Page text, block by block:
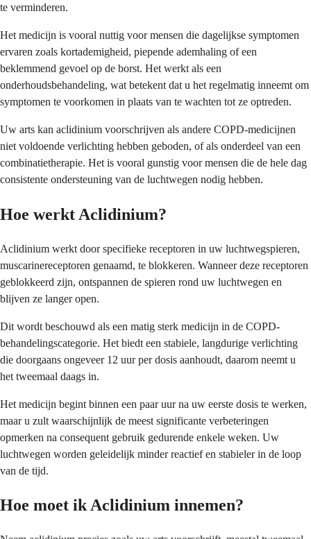
te verminderen.
Het medicijn is vooral nuttig voor mensen die dagelijkse symptomen
ervaren zoals kortademigheid, piepende ademhaling of een
beklemmend gevoel op de borst. Het werkt als een
onderhoudsbehandeling, wat betekent dat u het regelmatig inneemt om
symptomen te voorkomen in plaats van te wachten tot ze optreden.
Uw arts kan aclidinium voorschrijven als andere COPD-medicijnen
niet voldoende verlichting hebben geboden, of als onderdeel van een
combinatietherapie. Het is vooral gunstig voor mensen die de hele dag
consistente ondersteuning van de luchtwegen nodig hebben.
Hoe werkt Aclidinium?
Aclidinium werkt door specifieke receptoren in uw luchtwegspieren,
muscarinereceptoren genaamd, te blokkeren. Wanneer deze receptoren
geblokkeerd zijn, ontspannen de spieren rond uw luchtwegen en
blijven ze langer open.
Dit wordt beschouwd als een matig sterk medicijn in de COPD-
behandelingscategorie. Het biedt een stabiele, langdurige verlichting
die doorgaans ongeveer 12 uur per dosis aanhoudt, daarom neemt u
het tweemaal daags in.
Het medicijn begint binnen een paar uur na uw eerste dosis te werken,
maar u zult waarschijnlijk de meest significante verbeteringen
opmerken na consequent gebruik gedurende enkele weken. Uw
luchtwegen worden geleidelijk minder reactief en stabieler in de loop
van de tijd.
Hoe moet ik Aclidinium innemen?